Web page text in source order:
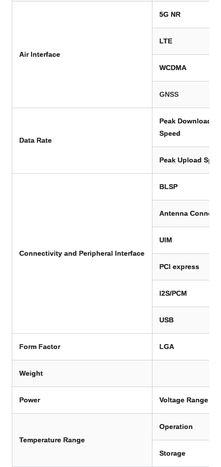
AirInterface
5G NR
LTE
WCDMA
GNSS
Data Rate
Peak Download
Speed
Peak Upload
ConnectivityandPeripheralInterface
BLSP
Antenna
UIM
PCI express
I2S/PCM
USB
Form Factor LGA
Weight
Power Voltage Range
Temperature Range
Operation
Storage